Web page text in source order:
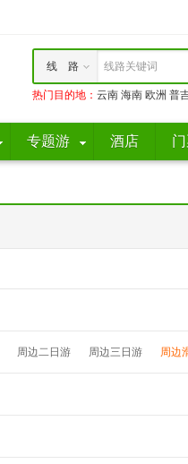
线路关键词
线 路
热门目的地 ： 云南 海南 欧洲 普
专题游 酒店
周边二日游 周边三日游 周边